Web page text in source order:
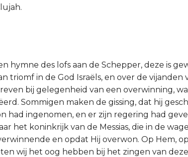
hymne des lofs aan de Schepper, deze is
triomf in de God Israëls, en over de vijanden
bij gelegenheid van een overwinning,
Sommigen maken de gissing, dat hij
had ingenomen, en er zijn regering had
het koninkrijk van de Messias, die in de
en opdat Hij overwon. Op Hem,
wij het oog hebben bij het zingen van